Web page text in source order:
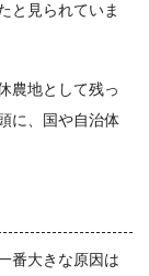
と見られていま
農地として残っ
に、国や自治体
番大きな原因は